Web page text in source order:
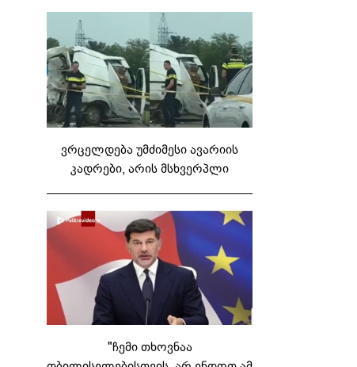
ვრცელდება უმძიმესი ავარიის
კადრები, არის მსხვერპლი
"ჩემი თხოვნაა